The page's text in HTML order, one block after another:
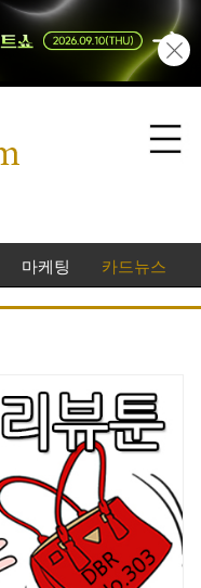
마케팅 카드뉴스